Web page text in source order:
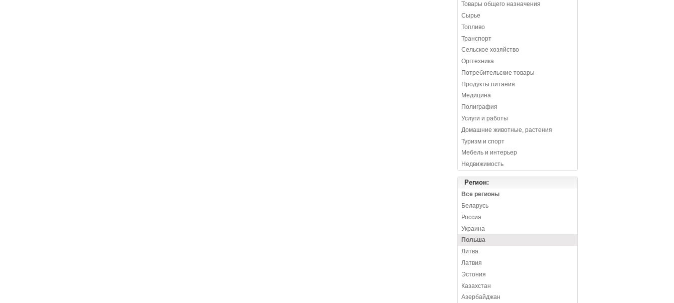
Товары общего назначения
Сырье
Топливо
Транспорт
Сельское хозяйство
Оргтехника
Потребительские товары
Продукты питания
Медицина
Полиграфия
Услуги и работы
Домашние животные, растения
Туризм и спорт
Мебель и интерьер
Недвижимость
Регион:
Все регионы
Беларусь
Россия
Украина
Польша
Литва
Латвия
Эстония
Казахстан
Азербайджан